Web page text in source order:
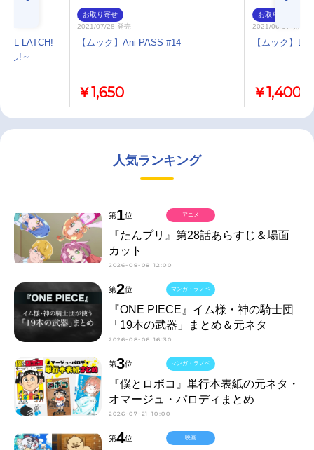
LATCH!
し!～
お取り寄せ
2021/07/28 発売
【ムック】Ani-PASS #14
￥1,650
お取り寄せ
2021/06/07 発売
【ムック】
￥1,400
人気ランキング
第1位
『たんプリ』第28話あらすじ＆場面
カット
2026-08-08 12:00
アニメ
第2位
『ONE PIECE』イム様・神の騎士団
「19本の武器」まとめ＆元ネタ
2026-08-06 16:30
マンガ・ラノベ
第3位
『僕とロボコ』単行本表紙の元ネタ・
オマージュ・パロディまとめ
2026-07-21 10:00
マンガ・ラノベ
第4位 映画